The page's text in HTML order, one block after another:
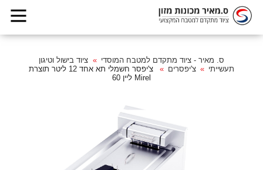
ס. מאיר - ציוד מתקדם למטבח המוסדי
ציוד בישול וטיגון
תעשייתי
צ'יפסרים
צ'יפסר חשמלי תא אחד 12 ליטר תוצרת
Mirel ליין 60